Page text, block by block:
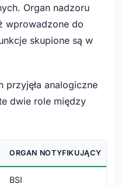
Organ nadzoru
wprowadzone do
skupione są w
przyjęła analogiczne
dwie role między
ORGAN NOTYFIKUJĄCY
BSI